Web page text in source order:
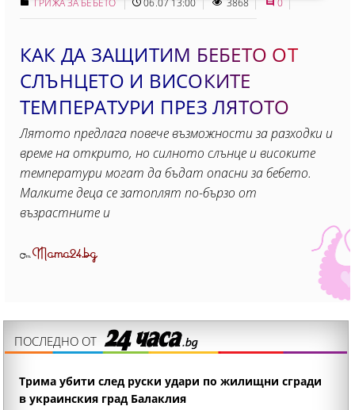
КАК ДА ЗАЩИТИМ БЕБЕТО ОТ
СЛЪНЦЕТО И ВИСОКИТЕ
ТЕМПЕРАТУРИ ПРЕЗ ЛЯТОТО
Лятото предлага повече възможности за разходки и
време на открито, но силното слънце и високите
температури могат да бъдат опасни за бебето.
Малките деца се затоплят по-бързо от
възрастните и
ОтMama24.bg
ПОСЛЕДНО ОТ
Трима убити след руски удари по жилищни сгради
в украинския град Балаклия